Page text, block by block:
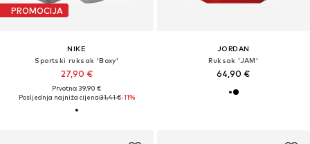
PROMOCIJA
NIKE
Sportski ruksak 'Boxy'
27,90 €
Prvotno: 39,90 €
Posljednja najniža cijena:31,41 €-11%
JORDAN
Ruksak 'JAM'
64,90 €